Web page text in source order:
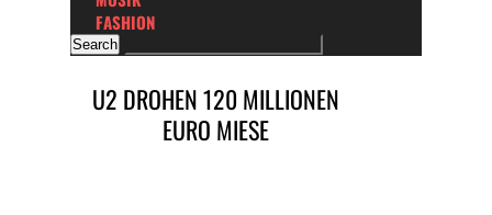
FASHION
U2 DROHEN 120 MILLIONEN
EURO MIESE